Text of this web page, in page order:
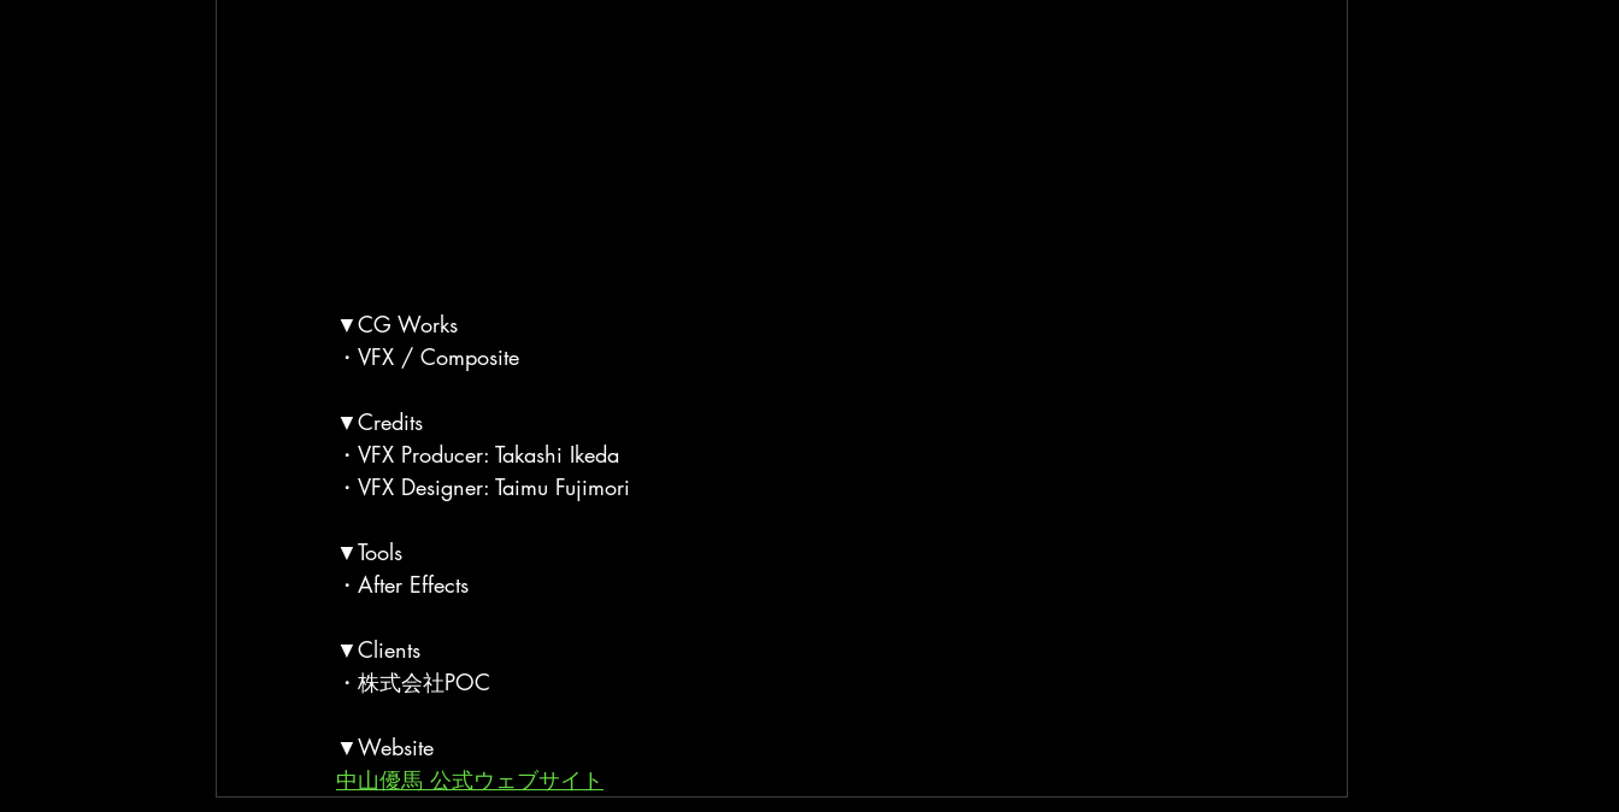
▼CG Works
・VFX / Composite
▼Credits
・VFX Producer: Takashi Ikeda
・VFX Designer: Taimu Fujimori
▼Tools
・After Effects
▼Clients
・株式会社POC
▼Website
中山優馬 公式ウェブサイト